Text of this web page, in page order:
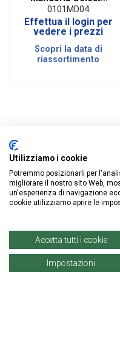
Denaro Via
Fiume51|1 KG
0101MD04
Effettua il login per
vedere i prezzi
Scopri la data di
riassortimento
ISCRIVITI
Utilizziamo i cookie
Potremmo posizionarli per
migliorare il nostro sito Web,
un'esperienza di navigazione
cookie utilizziamo aprire le
Accetta tutti i cookie
Impostazioni